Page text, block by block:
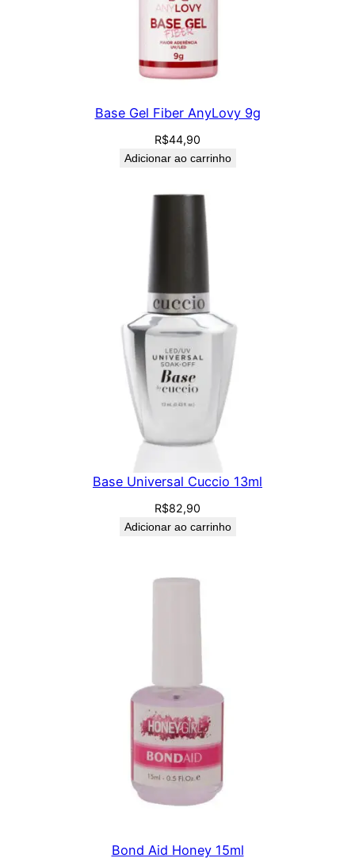
Base Gel Fiber AnyLovy 9g
R$44,90
Adicionar ao carrinho
Base Universal Cuccio 13ml
R$82,90
Adicionar ao carrinho
Bond Aid Honey 15ml